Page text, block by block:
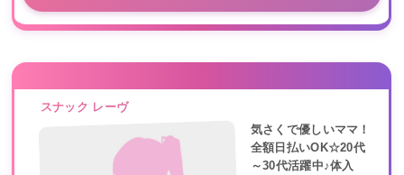
スナック レーヴ
気さくで優しいママ！
全額日払いOK☆20代
～30代活躍中♪体入